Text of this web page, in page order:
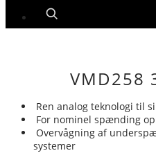
VMD258
Ren analog teknologi til
For nominel spænding
Overvågning af
systemer